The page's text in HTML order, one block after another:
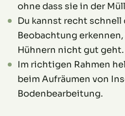
ohne dass sie in der
Du kannst recht schnell
Beobachtung
Hühnern nicht gut geht.
Im richtigen Rahmen
beim Aufräumen von
Bodenbearbeitung.